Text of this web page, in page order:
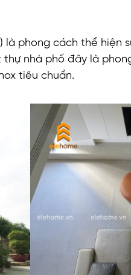
là phong cách thể
nhà phố đây là
tiêu chuẩn.